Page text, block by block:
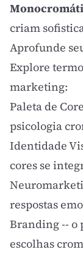
criam
Aprofunde
Explore
marketing:
Paleta de
psicologia
Identidade
cores se
respostas
Branding-- o
escolhas